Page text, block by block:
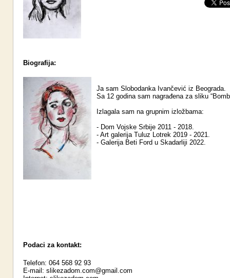
Biografija:
Ja sam Slobodanka Ivančević iz Beograda.
Sa 12 godina sam nagrađena za sliku
Izlagala sam na grupnim izložbama:
- Dom Vojske Srbije 2011 - 2018.
- Art galerija Tuluz Lotrek 2019 - 2021.
- Galerija Beti Ford u Skadarliji 2022.
Podaci za kontakt:
Telefon: 064 568 92 93
E-mail: slikezadom.com@gmail.com